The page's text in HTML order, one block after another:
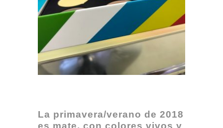
La primavera/verano de 2018
es mate, con colores vivos y